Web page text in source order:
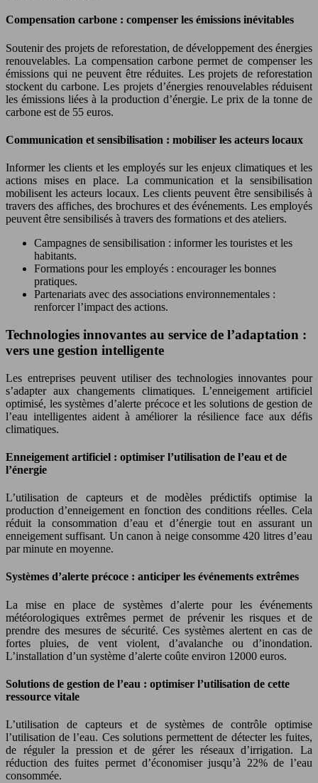
Compensation carbone : compenser les émissions inévitables
Soutenir des projets de reforestation, de développement des énergies
renouvelables. La compensation carbone permet de compenser les
émissions qui ne peuvent être réduites. Les projets de reforestation
stockent du carbone. Les projets d’énergies renouvelables réduisent
les émissions liées à la production d’énergie. Le prix de la tonne de
carbone est de 55 euros.
Communication et sensibilisation : mobiliser les acteurs locaux
Informer les clients et les employés sur les enjeux climatiques et les
actions mises en place. La communication et la sensibilisation
mobilisent les acteurs locaux. Les clients peuvent être sensibilisés à
travers des affiches, des brochures et des événements. Les employés
peuvent être sensibilisés à travers des formations et des ateliers.
Campagnes de sensibilisation : informer les touristes et les
habitants.
Formations pour les employés : encourager les bonnes
pratiques.
Partenariats avec des associations environnementales :
renforcer l’impact des actions.
Technologies innovantes au service de l’adaptation :
vers une gestion intelligente
Les entreprises peuvent utiliser des technologies innovantes pour
s’adapter aux changements climatiques. L’enneigement artificiel
optimisé, les systèmes d’alerte précoce et les solutions de gestion de
l’eau intelligentes aident à améliorer la résilience face aux défis
climatiques.
Enneigement artificiel : optimiser l’utilisation de l’eau et de
l’énergie
L’utilisation de capteurs et de modèles prédictifs optimise la
production d’enneigement en fonction des conditions réelles. Cela
réduit la consommation d’eau et d’énergie tout en assurant un
enneigement suffisant. Un canon à neige consomme 420 litres d’eau
par minute en moyenne.
Systèmes d’alerte précoce : anticiper les événements extrêmes
La mise en place de systèmes d’alerte pour les événements
météorologiques extrêmes permet de prévenir les risques et de
prendre des mesures de sécurité. Ces systèmes alertent en cas de
fortes pluies, de vent violent, d’avalanche ou d’inondation.
L’installation d’un système d’alerte coûte environ 12000 euros.
Solutions de gestion de l’eau : optimiser l’utilisation de cette
ressource vitale
L’utilisation de capteurs et de systèmes de contrôle optimise
l’utilisation de l’eau. Ces solutions permettent de détecter les fuites,
de réguler la pression et de gérer les réseaux d’irrigation. La
réduction des fuites permet d’économiser jusqu’à 22% de l’eau
consommée.